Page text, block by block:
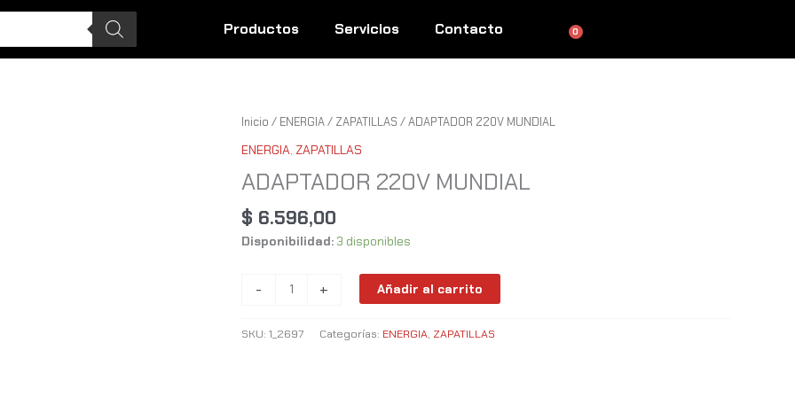
Productos Servicios Contacto 0
Cart
Inicio / ENERGIA/ ZAPATILLAS / ADAPTADOR 220V MUNDIAL
ENERGIA, ZAPATILLAS
ADAPTADOR 220V MUNDIAL
$ 6.596,00
Disponibilidad: 3 disponibles
-
ADAPTADOR
cantidad
+ Añadir al carrito
SKU: 1_2697 Categorías: ENERGIA, ZAPATILLAS